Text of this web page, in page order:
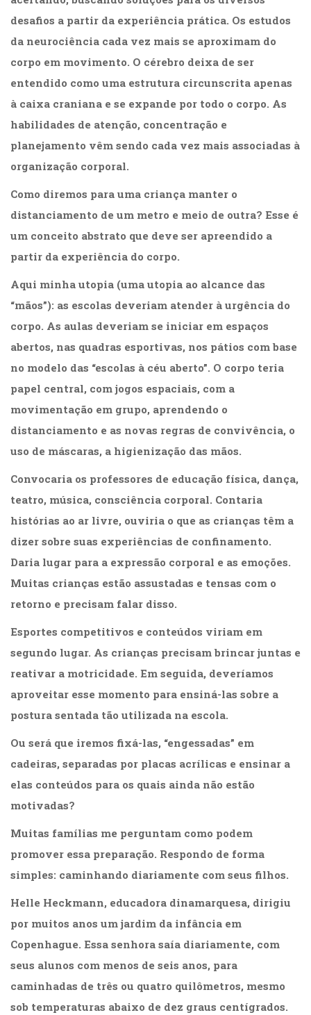
desafios a partir da experiência prática. Os estudos
da neurociência cada vez mais se aproximam do
corpo em movimento. O cérebro deixa de ser
entendido como uma estrutura circunscrita apenas
à caixa craniana e se expande por todo o corpo. As
habilidades de atenção, concentração e
planejamento vêm sendo cada vez mais associadas à
organização corporal.
Como diremos para uma criança manter o
distanciamento de um metro e meio de outra? Esse é
um conceito abstrato que deve ser apreendido a
partir da experiência do corpo.
Aqui minha utopia (uma utopia ao alcance das
“mãos”): as escolas deveriam atender à urgência do
corpo. As aulas deveriam se iniciar em espaços
abertos, nas quadras esportivas, nos pátios com base
no modelo das “escolas à céu aberto”. O corpo teria
papel central, com jogos espaciais, com a
movimentação em grupo, aprendendo o
distanciamento e as novas regras de convivência, o
uso de máscaras, a higienização das mãos.
Convocaria os professores de educação física, dança,
teatro, música, consciência corporal. Contaria
histórias ao ar livre, ouviria o que as crianças têm a
dizer sobre suas experiências de confinamento.
Daria lugar para a expressão corporal e as emoções.
Muitas crianças estão assustadas e tensas com o
retorno e precisam falar disso.
Esportes competitivos e conteúdos viriam em
segundo lugar. As crianças precisam brincar juntas e
reativar a motricidade. Em seguida, deveríamos
aproveitar esse momento para ensiná-las sobre a
postura sentada tão utilizada na escola.
Ou será que iremos fixá-las, “engessadas” em
cadeiras, separadas por placas acrílicas e ensinar a
elas conteúdos para os quais ainda não estão
motivadas?
Muitas famílias me perguntam como podem
promover essa preparação. Respondo de forma
simples: caminhando diariamente com seus filhos.
Helle Heckmann, educadora dinamarquesa, dirigiu
por muitos anos um jardim da infância em
Copenhague. Essa senhora saía diariamente, com
seus alunos com menos de seis anos, para
caminhadas de três ou quatro quilômetros, mesmo
sob temperaturas abaixo de dez graus centígrados.